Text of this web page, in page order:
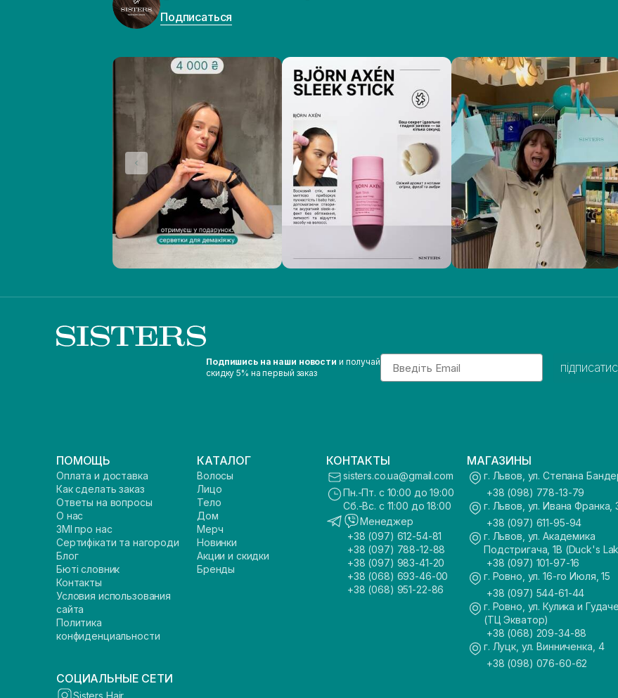
Подписаться
Подпишись на наши новости и получай
скидку 5% на первый заказ
Email
ПОМОЩЬ
Оплата и доставка
Как сделать заказ
Ответы на вопросы
О нас
ЗМІ про нас
Сертифікати та нагороди
Блог
Бюті словник
Контакты
Условия использования
сайта
Политика
конфиденциальности
КАТАЛОГ
Волосы
Лицо
Тело
Дом
Мерч
Новинки
Акции и скидки
Бренды
КОНТАКТЫ
sisters.co.ua@gmail.com
Пн.-Пт. с 10:00 до 19:00
Сб.-Вс. с 11:00 до 18:00
Менеджер
+38 (097) 612-54-81
+38 (097) 788-12-88
+38 (097) 983-41-20
+38 (068) 693-46-00
+38 (068) 951-22-86
МАГАЗИНЫ
г. Львов, ул. Степана
+38 (098) 778-13-79
г. Львов, ул. Ивана Франка,
+38 (097) 611-95-94
г. Львов, ул. Академика
Подстригача, 1В (Duck's
+38 (097) 101-97-16
г. Ровно, ул. 16-го Июля, 15
+38 (097) 544-61-44
г. Ровно, ул. Кулика и
(ТЦ Экватор)
+38 (068) 209-34-88
г. Луцк, ул. Винниченка, 4
+38 (098) 076-60-62
СОЦИАЛЬНЫЕ СЕТИ
Sisters Hair